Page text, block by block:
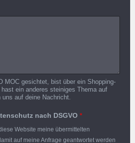
MOC gesichtet, bist über ein Shopping-
ein anderes steiniges Thema auf
auf deine Nachricht.
nach DSGVO *
Website meine übermittelten
auf meine Anfrage geantwortet werden